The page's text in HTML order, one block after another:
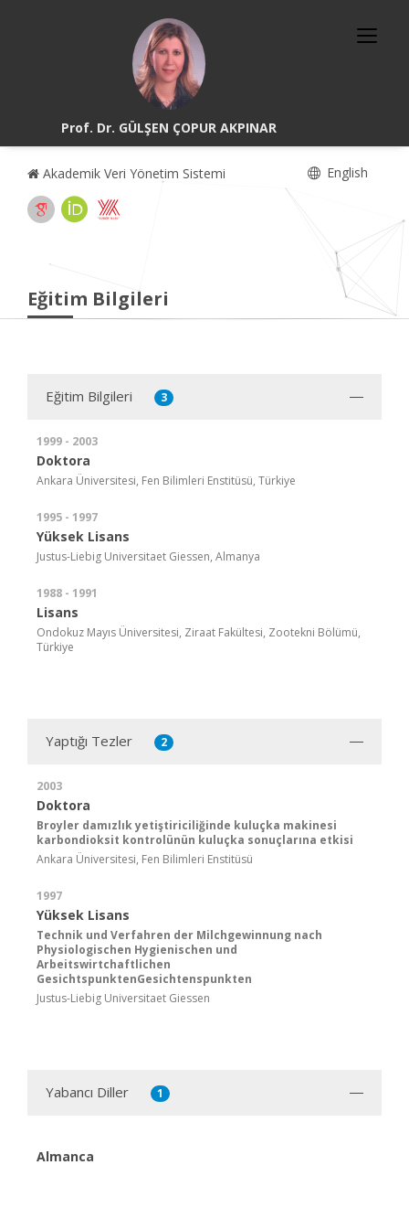
Prof. Dr. GÜLŞEN ÇOPUR AKPINAR
Akademik Veri Yönetim Sistemi English
Eğitim Bilgileri
Eğitim Bilgileri 3
1999 - 2003
Doktora
Ankara Üniversitesi, Fen Bilimleri Enstitüsü, Türkiye
1995 - 1997
Yüksek Lisans
Justus-Liebig Universitaet Giessen, Almanya
1988 - 1991
Lisans
Ondokuz Mayıs Üniversitesi, Ziraat Fakültesi, Zootekni Bölümü,
Türkiye
Yaptığı Tezler 2
2003
Doktora
Broyler damızlık yetiştiriciliğinde kuluçka makinesi
karbondioksit kontrolünün kuluçka sonuçlarına etkisi
Ankara Üniversitesi, Fen Bilimleri Enstitüsü
1997
Yüksek Lisans
Technik und Verfahren der Milchgewinnung nach
Physiologischen Hygienischen und
Arbeitswirtchaftlichen
GesichtspunktenGesichtenspunkten
Justus-Liebig Universitaet Giessen
Yabancı Diller 1
Almanca